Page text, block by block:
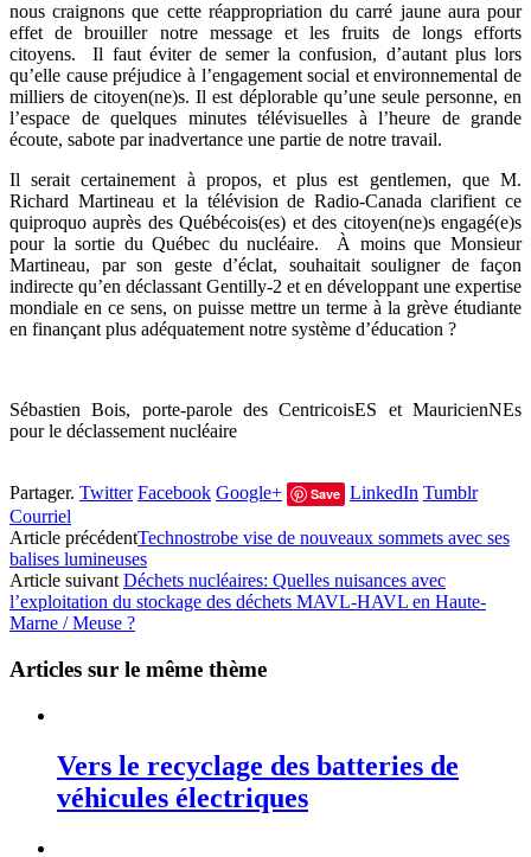
nous craignons que cette réappropriation du carré jaune aura pour
effet de brouiller notre message et les fruits de longs efforts
citoyens. Il faut éviter de semer la confusion, d’autant plus lors
qu’elle cause préjudice à l’engagement social et environnemental de
milliers de citoyen(ne)s. Il est déplorable qu’une seule personne, en
l’espace de quelques minutes télévisuelles à l’heure de grande
écoute, sabote par inadvertance une partie de notre travail.
Il serait certainement à propos, et plus est gentlemen, que M.
Richard Martineau et la télévision de Radio-Canada clarifient ce
quiproquo auprès des Québécois(es) et des citoyen(ne)s engagé(e)s
pour la sortie du Québec du nucléaire. À moins que Monsieur
Martineau, par son geste d’éclat, souhaitait souligner de façon
indirecte qu’en déclassant Gentilly-2 et en développant une expertise
mondiale en ce sens, on puisse mettre un terme à la grève étudiante
en finançant plus adéquatement notre système d’éducation ?
Sébastien Bois, porte-parole des CentricoisES et MauricienNEs
pour le déclassement nucléaire
Partager. Twitter Facebook Google+ Save LinkedIn Tumblr
Courriel
Article précédentTechnostrobe vise de nouveaux sommets avec ses
balises lumineuses
Article suivant Déchets nucléaires: Quelles nuisances avec
l’exploitation du stockage des déchets MAVL-HAVL en Haute-
Marne / Meuse ?
Articles sur le même thème
Vers le recyclage des batteries de
véhicules électriques